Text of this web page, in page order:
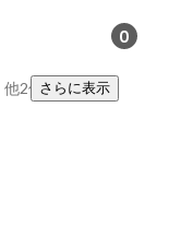
0
他2件さらに表示